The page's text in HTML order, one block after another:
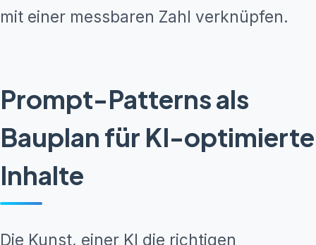
mit einer messbaren Zahl verknüpfen.
Prompt-Patterns als
Bauplan für KI-optimierte
Inhalte
Die Kunst, einer KI die richtigen